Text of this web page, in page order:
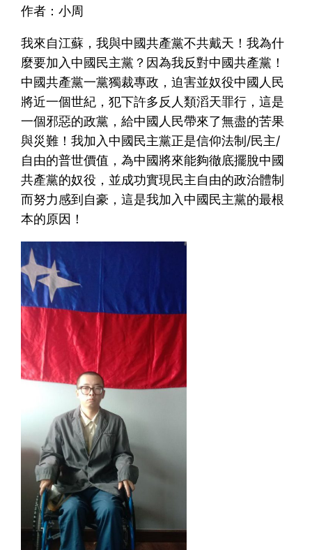
作者：小周
我來自江蘇，我與中國共產黨不共戴天！我為什
麼要加入中國民主黨？因為我反對中國共產黨！
中國共產黨一黨獨裁專政，迫害並奴役中國人民
將近一個世紀，犯下許多反人類滔天罪行，這是
一個邪惡的政黨，給中國人民帶來了無盡的苦果
與災難！我加入中國民主黨正是信仰法制/民主/
自由的普世價值，為中國將來能夠徹底擺脫中國
共產黨的奴役，並成功實現民主自由的政治體制
而努力感到自豪，這是我加入中國民主黨的最根
本的原因！